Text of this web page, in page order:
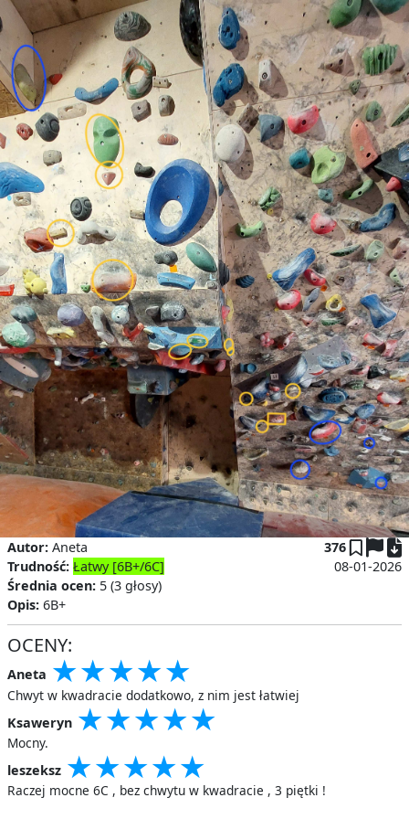
Autor: Aneta
Trudność: Łatwy [6B+/6C]
Średnia ocen: 5 (3 głosy)
376
08-01-2026
Opis: 6B+
OCENY:
Aneta ★
★★
★★★
★★★★
★★★★★
Chwyt w kwadracie dodatkowo, z nim jest łatwiej
Ksaweryn ★
★★
★★★
★★★★
★★★★★
Mocny.
leszeksz ★
★★
★★★
★★★★
★★★★★
Raczej mocne 6C , bez chwytu w kwadracie , 3 piętki !